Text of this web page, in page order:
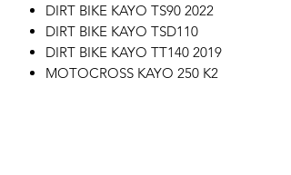
DIRT BIKE KAYO TS90 2022
DIRT BIKE KAYO TSD110
DIRT BIKE KAYO TT140 2019
MOTOCROSS KAYO 250 K2